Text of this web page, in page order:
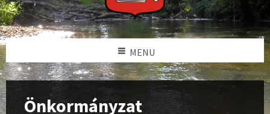
MENU
Önkormányzat